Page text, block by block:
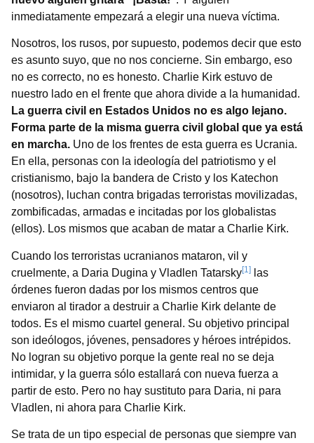
inmediatamente empezará a elegir una nueva víctima.
Nosotros, los rusos, por supuesto, podemos decir que esto
es asunto suyo, que no nos concierne. Sin embargo, eso
no es correcto, no es honesto. Charlie Kirk estuvo de
nuestro lado en el frente que ahora divide a la humanidad.
La guerra civil en Estados Unidos no es algo lejano.
Forma parte de la misma guerra civil global que ya está
en marcha. Uno de los frentes de esta guerra es Ucrania.
En ella, personas con la ideología del patriotismo y el
cristianismo, bajo la bandera de Cristo y los Katechon
(nosotros), luchan contra brigadas terroristas movilizadas,
zombificadas, armadas e incitadas por los globalistas
(ellos). Los mismos que acaban de matar a Charlie Kirk.
Cuando los terroristas ucranianos mataron, vil y
cruelmente, a Daria Dugina y Vladlen Tatarsky[1] las
órdenes fueron dadas por los mismos centros que
enviaron al tirador a destruir a Charlie Kirk delante de
todos. Es el mismo cuartel general. Su objetivo principal
son ideólogos, jóvenes, pensadores y héroes intrépidos.
No logran su objetivo porque la gente real no se deja
intimidar, y la guerra sólo estallará con nueva fuerza a
partir de esto. Pero no hay sustituto para Daria, ni para
Vladlen, ni ahora para Charlie Kirk.
Se trata de un tipo especial de personas que siempre van